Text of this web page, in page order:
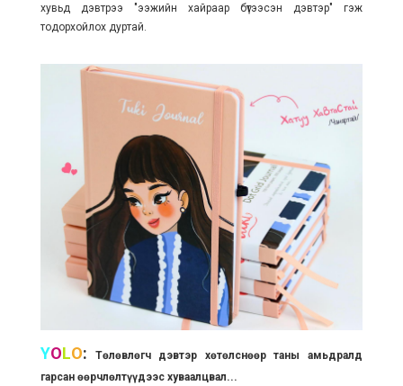
хувьд дэвтрээ "ээжийн хайраар бүтээсэн дэвтэр" гэж
тодорхойлох дуртай.
YOLO:
Төлөвлөгч дэвтэр хөтөлснөөр таны амьдралд
гарсан өөрчлөлтүүдээс хуваалцвал...